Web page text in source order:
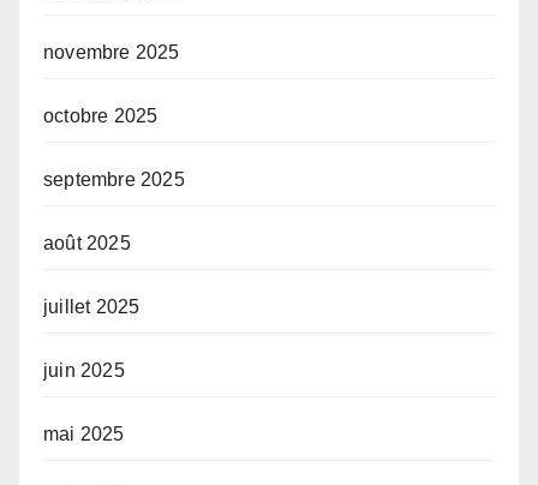
novembre 2025
octobre 2025
septembre 2025
août 2025
juillet 2025
juin 2025
mai 2025